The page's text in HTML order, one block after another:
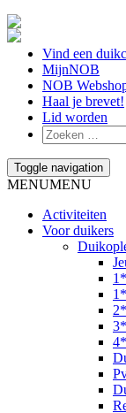
Vind een
MijnNOB
NOB
Haal je brevet!
Lid worden
Toggle navigation
MENUMENU
Activiteiten
Voor duikers